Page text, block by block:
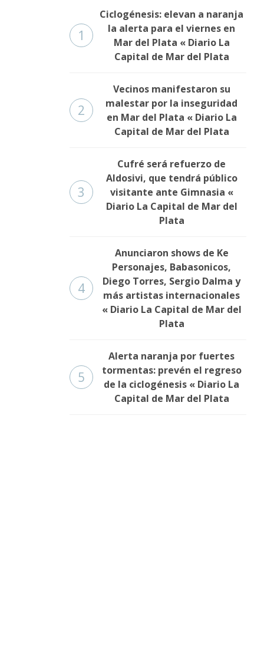
1
Ciclogénesis: elevan a naranja
la alerta para el viernes en
Mar del Plata « Diario La
Capital de Mar del Plata
2
Vecinos manifestaron su
malestar por la inseguridad
en Mar del Plata « Diario La
Capital de Mar del Plata
3
Cufré será refuerzo de
Aldosivi, que tendrá público
visitante ante Gimnasia «
Diario La Capital de Mar del
Plata
4
Anunciaron shows de Ke
Personajes, Babasonicos,
Diego Torres, Sergio Dalma y
más artistas internacionales
« Diario La Capital de Mar del
Plata
5
Alerta naranja por fuertes
tormentas: prevén el regreso
de la ciclogénesis « Diario La
Capital de Mar del Plata